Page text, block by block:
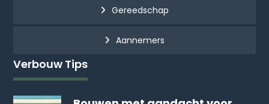
Gereedschap
Aannemers
Verbouw Tips